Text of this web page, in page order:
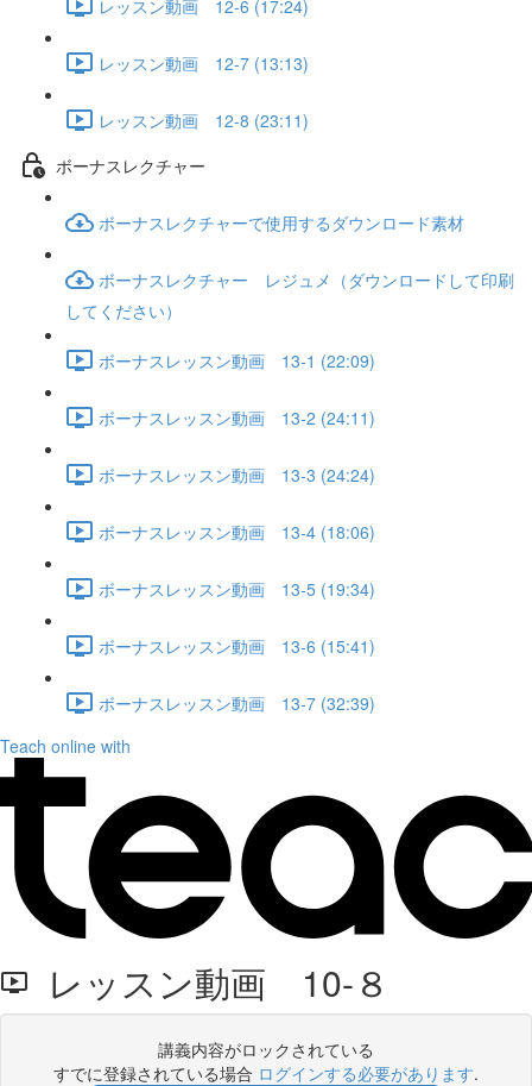
レッスン動画 12-6 (17:24)
レッスン動画 12-7 (13:13)
レッスン動画 12-8 (23:11)
ボーナスレクチャー
ボーナスレクチャーで使用するダウンロード素材
ボーナスレクチャー レジュメ（ダウンロードして印刷
してください）
ボーナスレッスン動画 13-1 (22:09)
ボーナスレッスン動画 13-2 (24:11)
ボーナスレッスン動画 13-3 (24:24)
ボーナスレッスン動画 13-4 (18:06)
ボーナスレッスン動画 13-5 (19:34)
ボーナスレッスン動画 13-6 (15:41)
ボーナスレッスン動画 13-7 (32:39)
Teach online with
レッスン動画 10-８
講義内容がロックされている
すでに登録されている場合 ログインする必要があります.